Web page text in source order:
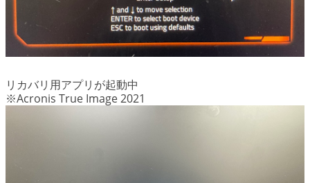
リカバリ用アプリが起動中
※Acronis True Image 2021